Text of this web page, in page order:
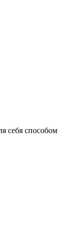
себя способом